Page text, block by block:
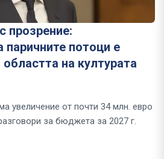
прозрение:
паричните потоци е
на културата
увеличение от почти 34 млн. евро
за бюджета за 2027 г.